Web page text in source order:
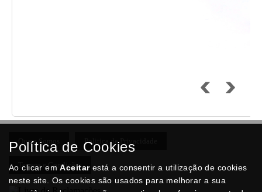
Quem Somos Politica de Privacidade
Termos e Condições
Política de Cookies
Ao clicar emAceitarestá a consentir a utilização de cookies
neste site. Os cookies são usados para melhorar a sua